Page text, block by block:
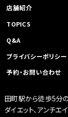
店舗紹介
TOPICS
Q&A
プライバシーポリシー
予約・お問い合わせ
田町駅から徒歩5分
ダイエット、アンチエ